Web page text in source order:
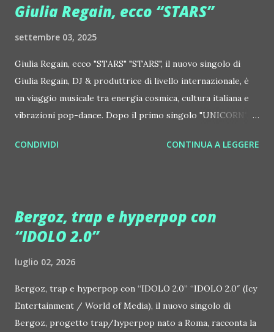
Giulia Regain, ecco “STARS”
settembre 03, 2025
Giulia Regain, ecco "STARS" "STARS", il nuovo singolo di
Giulia Regain, DJ & produttrice di livello internazionale, è
un viaggio musicale tra energia cosmica, cultura italiana e
vibrazioni pop-dance. Dopo il primo singolo "UNICORN",
seconda release intitolata "STARS", interpretata dalla voce
tra Giulia Regain e Dhany, già insieme in precedenti
produzioni come "My Memories" (Universal) e "We Are
connessione universale: un invito a riscoprire la nostra
natura di starseed, figli delle stelle, capaci di portare luce,
creatività ed empatia nel mondo. Con "STARS" Giulia Regain
porta avanti la sua visione musicale che fonde dance
CONDIVIDI CONTINUA A LEGGERE
Bergoz, trap e hyperpop con
“IDOLO 2.0”
luglio 02, 2026
Bergoz, trap e hyperpop con “IDOLO 2.0” “IDOLO 2.0″ (Icy
Entertainment / World of Media), il nuovo singolo di
Bergoz, progetto trap/hyperpop nato a Roma, racconta la